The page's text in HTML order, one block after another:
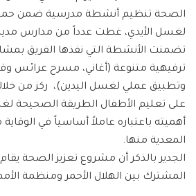
الصحة تنظيم أنشطة مدرسية ضمن حملة
لغسل الأيدي، غطت عدداً من مدارس
ترفيهية متنوعة (أغاني، مسرح عرائس
وتطبيق عملي لغسل اليدين)، ركز من
على تعليم الأطفال الطريقة الصحيحة
أهميته باعتباره عاملاً أساسياً في الوقاية
المعدية منها.
الجدير بالذكر أن مشروع تعزيز الصحة
المشترك بين الهلال الأحمر ومنظمة